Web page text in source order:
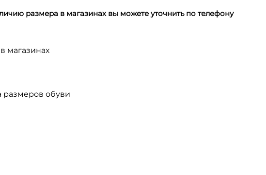
размера в магазинах вы можете уточнить по телефону
магазинах
размеров обуви